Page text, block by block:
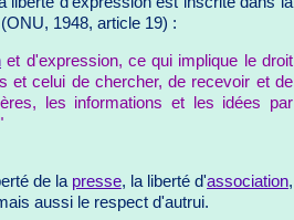
(ONU, 1948, article 19) :
et d'expression, ce qui implique le droit
et celui de chercher, de recevoir et de
les informations et les idées par
de la presse, la liberté d'association,
aussi le respect d'autrui.